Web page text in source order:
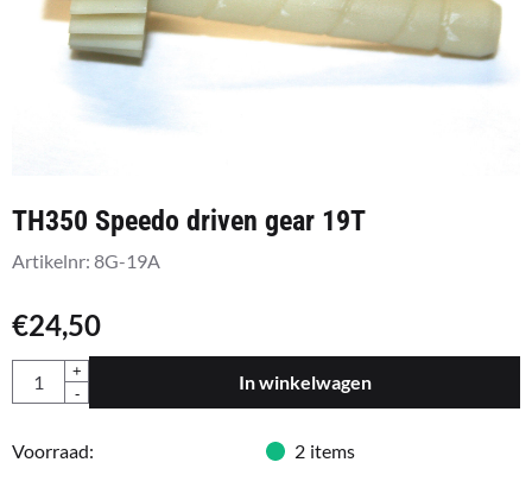
TH350 Speedo driven gear 19T
Artikelnr: 8G-19A
€24,50
Aantal
+
-
In winkelwagen
Voorraad: 2 items